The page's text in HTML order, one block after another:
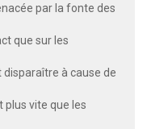
par la fonte des
que sur les
à cause de
plus vite que les